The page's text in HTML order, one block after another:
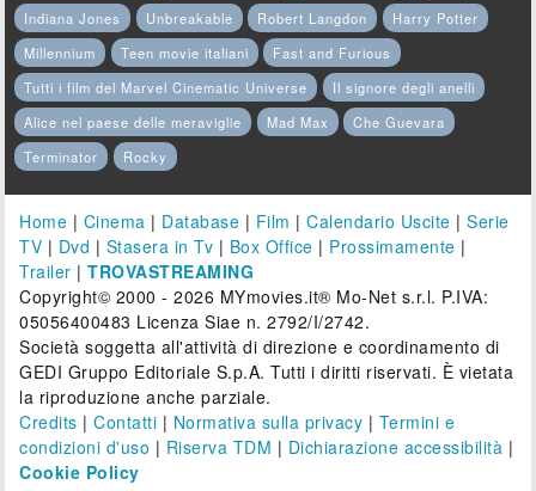
Indiana Jones
Unbreakable Robert Langdon
Harry Potter
Millennium
Teen movie italiani
Fast and Furious
Tutti i film del Marvel Cinematic Universe
Il signore degli anelli
Alice nel paese delle meraviglie
Mad Max
Che Guevara
Terminator
Rocky
Home | Cinema | Database | Film |Calendario Uscite |Serie
TV | Dvd | Stasera in Tv | Box Office | Prossimamente |
Trailer |TROVASTREAMING
Copyright© 2000 - 2026 MYmovies.it® Mo-Net s.r.l. P.IVA:
05056400483 Licenza Siae n. 2792/I/2742.
Società soggetta all'attività di direzione e coordinamento di
GEDI Gruppo Editoriale S.p.A. Tutti i diritti riservati. È vietata
la riproduzione anche parziale.
Credits |Contatti | Normativa sulla privacy | Termini e
condizioni d'uso | Riserva TDM | Dichiarazione accessibilità |
Cookie Policy